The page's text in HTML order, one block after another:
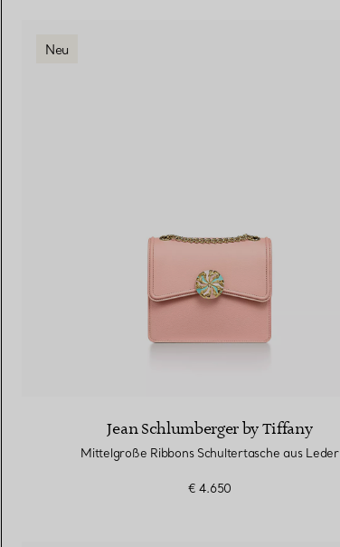
Neu
Jean Schlumberger by Tiffany
Mittelgroße Ribbons Schultertasche aus Leder
€ 4.650